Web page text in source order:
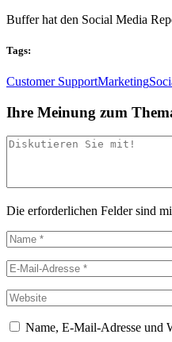
Buffer hat den Social Media
Tags:
Customer SupportMarketing
Ihre Meinung zum
Die erforderlichen Felder sind
Name, E-Mail-Adresse und